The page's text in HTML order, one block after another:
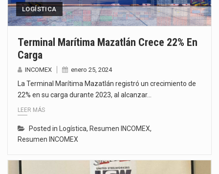
LOGÍSTICA
Terminal Marítima Mazatlán Crece 22% En
Carga
INCOMEX enero 25, 2024
La Terminal Marítima Mazatlán registró un crecimiento de
22% en su carga durante 2023, al alcanzar…
LEER MÁS
Posted in Logística, Resumen INCOMEX,
Resumen INCOMEX